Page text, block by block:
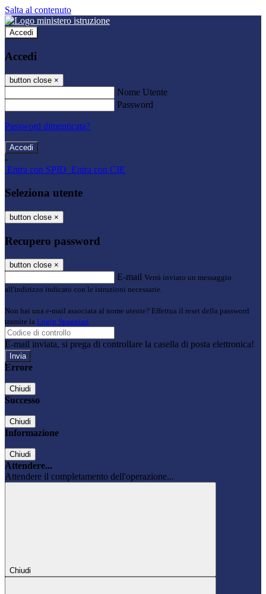
Salta al contenuto
Accedi
Accedi
button close ×
Nome Utente
Password
Password dimenticata?
-
Entra con SPID Entra con CIE
Seleziona utente
button close ×
Recupero password
button close ×
E-mail Verrà inviato un messaggio
all'indirizzo indicato con le istruzioni necessarie.
Non hai una e-mail associata al nome utente? Effettua il reset della password
tramite la Login Spaggiari
E-mail inviata, si prega di controllare la casella di posta elettronica!
Errore
Chiudi
Successo
Chiudi
Informazione
Chiudi
Attendere...
Attendere il completamento dell'operazione...
Chiudi